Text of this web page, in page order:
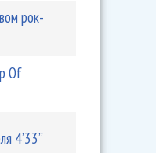
рок-
Of
4’33’’